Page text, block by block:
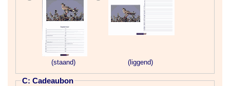
(staand) (liggend)
C: Cadeaubon